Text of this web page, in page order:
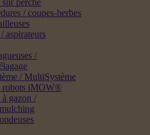
perche
/ coupes-herbes
aspirateurs
/
/ MultiSystème
robots iMOW®
à gazon /